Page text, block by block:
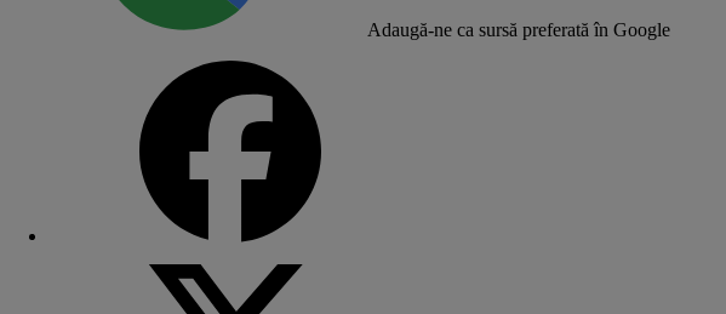
Adaugă-ne ca sursă preferată în Google